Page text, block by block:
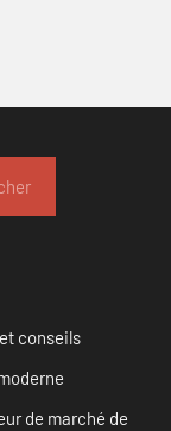
conseils
de marché de